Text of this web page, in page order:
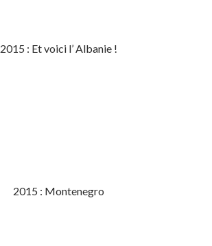
2015 : Et voici l’ Albanie !
2015 : Montenegro